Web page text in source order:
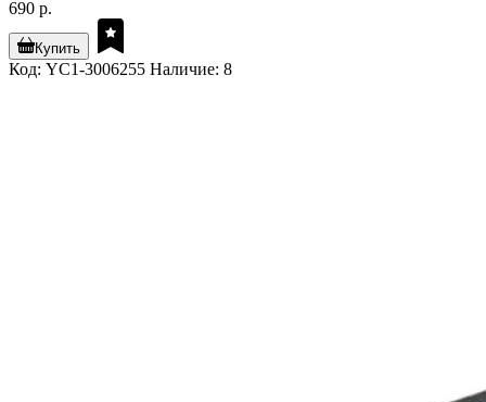
690 р.
Купить
Код: YC1-3006255 Наличие: 8